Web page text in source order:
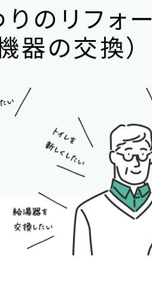
り の リ フォー
器の交換）